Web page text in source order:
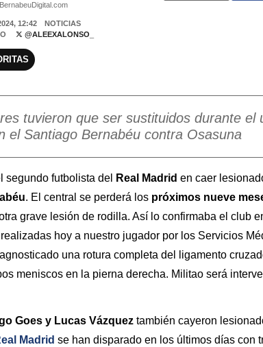
12:42
NOTICIAS
@ALEEXALONSO_
tuvieron que ser sustituidos durante el
el Santiago Bernabéu contra Osasuna
segundo futbolista del Real Madrid en caer
. El central se perderá los próximos nueve
grave lesión de rodilla. Así lo confirmaba el club
hoy a nuestro jugador por los Servicios
una rotura completa del ligamento
meniscos en la pierna derecha. Militao será
Goes y Lucas Vázquez también cayeron
Madrid se han disparado en los últimos días con